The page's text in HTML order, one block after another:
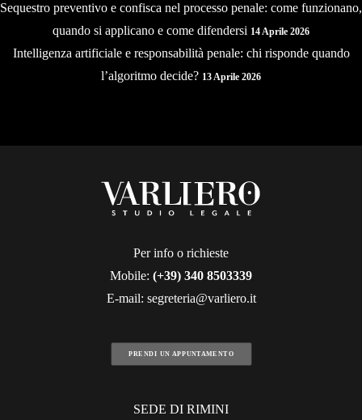
Sequestro preventivo e confisca nel processo penale: come funzionano,
quando si applicano e come difendersi 14 Aprile 2026
Intelligenza artificiale e responsabilità penale: chi risponde quando
l’algoritmo decide? 13 Aprile 2026
Per info o richieste
Mobile: (+39) 340 8503339
E-mail: segreteria@varliero.it
PRENDI UN APPUNTAMENTO
SEDE DI RIMINI